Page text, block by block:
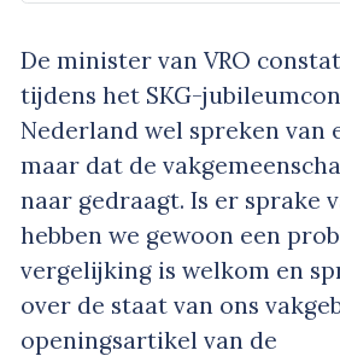
De minister van VRO
tijdens het SKG-
Nederland wel spreken van
maar dat de
naar gedraagt. Is er sprake
hebben we gewoon een
vergelijking is welkom en
over de staat van ons
openingsartikel van de